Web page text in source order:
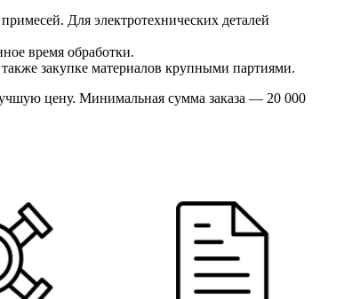
Для электротехнических деталей
время обработки.
закупке материалов крупными партиями.
цену. Минимальная сумма заказа — 20 000